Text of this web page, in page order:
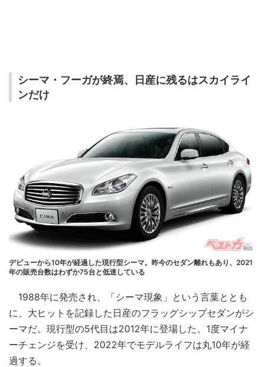
シーマ・フーガが終焉、日産に残るはスカイライ
ンだけ
デビューから10年が経過した現行型シーマ。昨今のセダン離れもあり、2021
年の販売台数はわずか75台と低迷している
1988年に発売され、「シーマ現象」という言葉ととも
に、大ヒットを記録した日産のフラッグシップセダンがシ
ーマだ。現行型の5代目は2012年に登場した。1度マイナ
ーチェンジを受け、2022年でモデルライフは丸10年が経
過する。